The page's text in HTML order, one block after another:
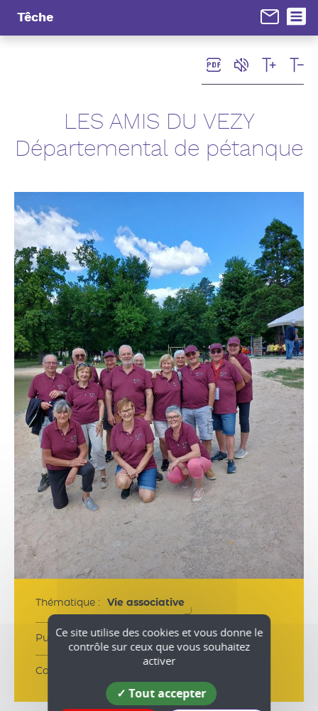
Têche
LES AMIS DU VEZY
Départemental de pétanque
Thématique : Vie associative
Publié le :18/06/2026
Commune :
Ce site utilise des cookies et vous donne le
contrôle sur ceux que vous souhaitez
activer
Tout accepter